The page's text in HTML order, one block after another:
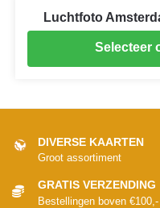
Luchtfoto
Selecteer
DIVERSE KAARTEN
Groot assortiment
GRATIS VERZENDING
Bestellingen boven €100,-